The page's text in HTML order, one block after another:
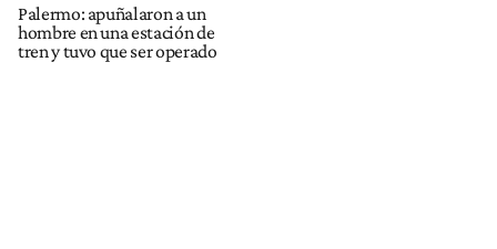
Palermo: apuñalaron a un
hombre en una estación de
tren y tuvo que ser operado